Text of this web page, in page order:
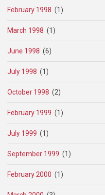
February 1998 (1)
March 1998 (1)
June 1998 (6)
July 1998 (1)
October 1998 (2)
February 1999 (1)
July 1999 (1)
September 1999 (1)
February 2000 (1)